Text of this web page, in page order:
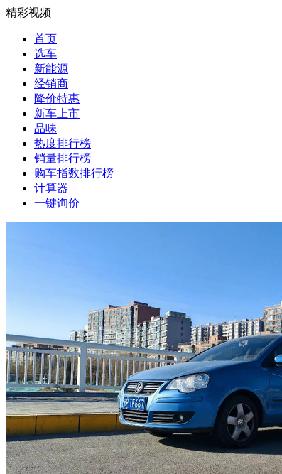
精彩视频
首页
选车
新能源
经销商
降价特惠
新车上市
品味
热度排行榜
销量排行榜
购车指数排行榜
计算器
一键询价